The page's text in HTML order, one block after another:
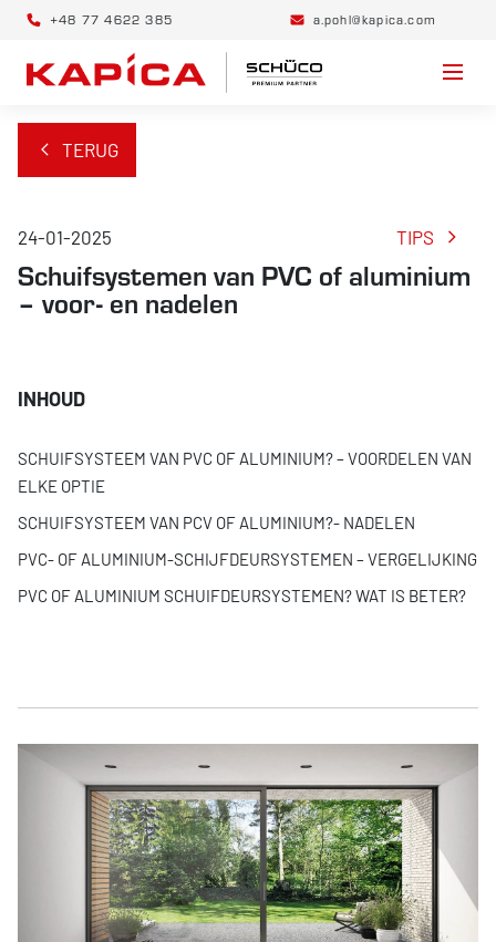
+48 77 4622 385 a.pohl@kapica.com
TERUG
24-01-2025 TIPS
Schuifsystemen van PVC of aluminium
– voor- en nadelen
SCHUIFSYSTEEM VAN PVC OF ALUMINIUM? – VOORDELEN VAN
ELKE OPTIE
SCHUIFSYSTEEM VAN PCV OF ALUMINIUM?- NADELEN
PVC- OF ALUMINIUM-SCHIJFDEURSYSTEMEN – VERGELIJKING
PVC OF ALUMINIUM SCHUIFDEURSYSTEMEN? WAT IS BETER?